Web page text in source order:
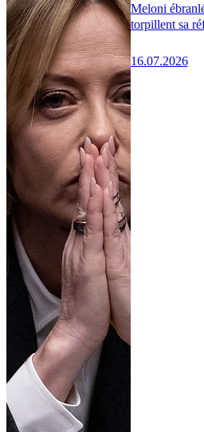
Meloni
torpillent sa
16.07.2026